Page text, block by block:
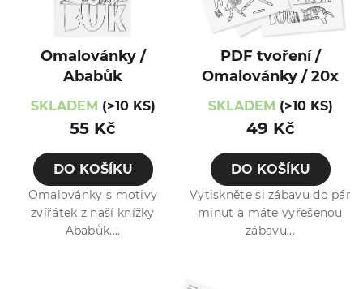
Omalovánky /
Ababůk
SKLADEM (>10 KS)
55 Kč
DO KOŠÍKU
Omalovánky s motivy
zvířátek z naší knížky
Ababůk....
PDF tvoření /
Omalovánky / 20x
SKLADEM (>10 KS)
49 Kč
DO KOŠÍKU
Vytiskněte si zábavu do pár
minut a máte vyřešenou
zábavu...